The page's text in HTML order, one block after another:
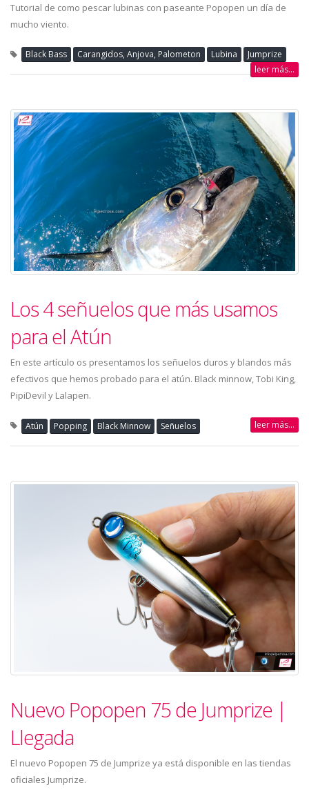
Tutorial de como pescar lubinas con paseante Popopen un día de
mucho viento.
Black Bass Carangidos, Anjova, Palometon Lubina
Jumprize
leer más...
Los 4 señuelos que más usamos
para el Atún
En este artículo os presentamos los señuelos duros y blandos más
efectivos que hemos probado para el atún. Black minnow, Tobi King,
PipiDevil y Lalapen.
Atún Popping Black Minnow Señuelos leer más...
Nuevo Popopen 75 de Jumprize |
Llegada
El nuevo Popopen 75 de Jumprize ya está disponible en las tiendas
oficiales Jumprize.